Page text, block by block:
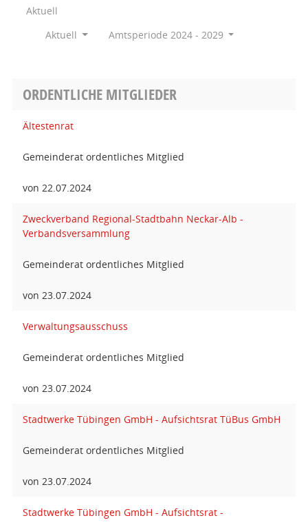
Aktuell
Aktuell
Amtsperiode 2024 - 2029
ORDENTLICHE MITGLIEDER
Ältestenrat
Gemeinderat ordentliches Mitglied
von 22.07.2024
Zweckverband Regional-Stadtbahn Neckar-Alb -
Verbandsversammlung
Gemeinderat ordentliches Mitglied
von 23.07.2024
Verwaltungsausschuss
Gemeinderat ordentliches Mitglied
von 23.07.2024
Stadtwerke Tübingen GmbH - Aufsichtsrat TüBus GmbH
Gemeinderat ordentliches Mitglied
von 23.07.2024
Stadtwerke Tübingen GmbH - Aufsichtsrat -